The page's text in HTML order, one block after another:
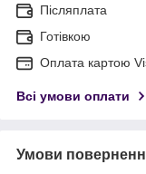
Післяплата
Готівкою
Оплата картою
Всі умови оплати
Умови